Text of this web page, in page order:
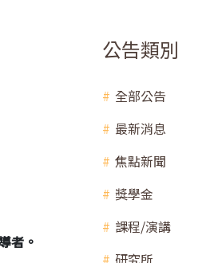
者。
公告類別
全部公告
最新消息
焦點新聞
獎學金
課程/演講
研究所